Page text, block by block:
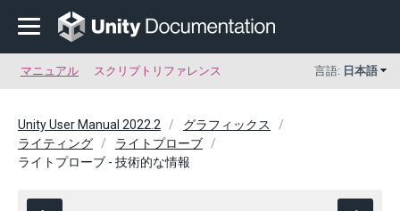
マニュアル スクリプトリファレンス 言語: 日本語
Unity User Manual 2022.2
グラフィックス
ライティング
ライトプローブ
ライトプローブ - 技術的な情報